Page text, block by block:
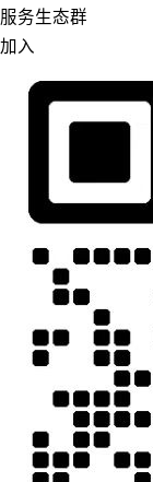
服务生态群
加入